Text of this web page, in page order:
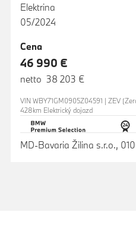
Elektrina
05/2024
Cena
46 990 €
netto 38 203 €
VIN WBY71GM0905Z04591 | ZEV
428km Elektrický dojazd
MD-Bavaria Žilina s.r.o.,